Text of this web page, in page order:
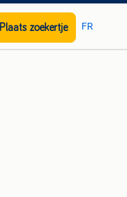
Plaats zoekertje FR